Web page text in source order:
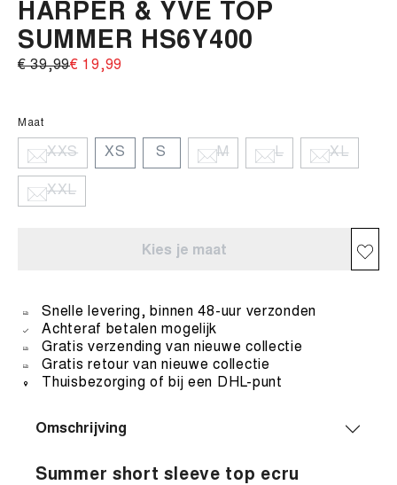
HARPER & YVE TOP
SUMMER HS6Y400
€ 39,99‌€ 19,99‌
Maat
XXS XS S M L XL
XXL
Kies je maat
Snelle levering, binnen 48-uur verzonden
Achteraf betalen mogelijk
Gratis verzending van nieuwe collectie
Gratis retour van nieuwe collectie
Thuisbezorging of bij een DHL-punt
Omschrijving
Summer short sleeve top ecru